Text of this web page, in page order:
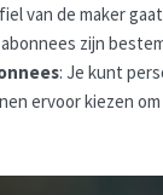
van de maker
zijn
: Je kunt
ervoor kiezen